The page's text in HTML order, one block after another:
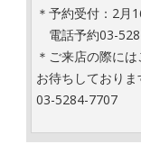
＊予約受付：2月
電話予約03-
＊ご来店の際に
お待ちしておりま
03-5284-7707